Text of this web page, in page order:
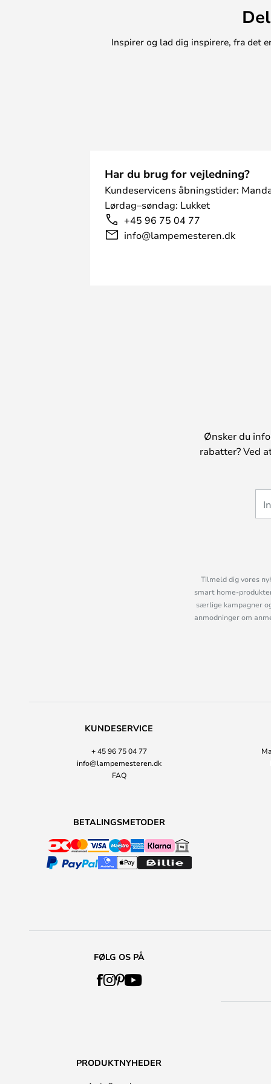
Inspirer og lad dig inspirere, fra det
Har du brug for vejledning?
Kundeservicens åbningstider:
Lørdag–søndag: Lukket
+45 96 75 04 77
info@lampemesteren.dk
Ønsker du
rabatter? Ved
Tilmeld dig vores
smart home-
særlige kampagner
anmodninger om
KUNDESERVICE
+ 45 96 75 04 77
info@lampemesteren.dk
FAQ
BETALINGSMETODER
FØLG OS PÅ
PRODUKTNYHEDER